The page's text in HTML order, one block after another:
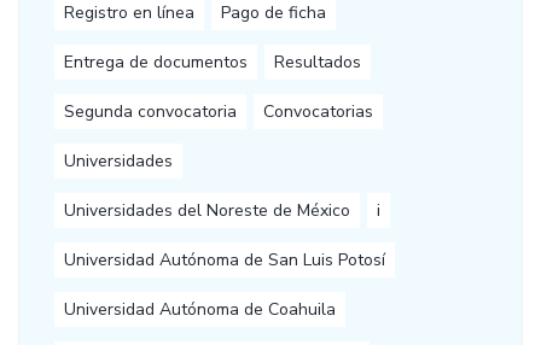
Registro en línea Pago de ficha
Entrega de documentos Resultados
Segunda convocatoria Convocatorias
Universidades
Universidades del Noreste de México i
Universidad Autónoma de San Luis Potosí
Universidad Autónoma de Coahuila